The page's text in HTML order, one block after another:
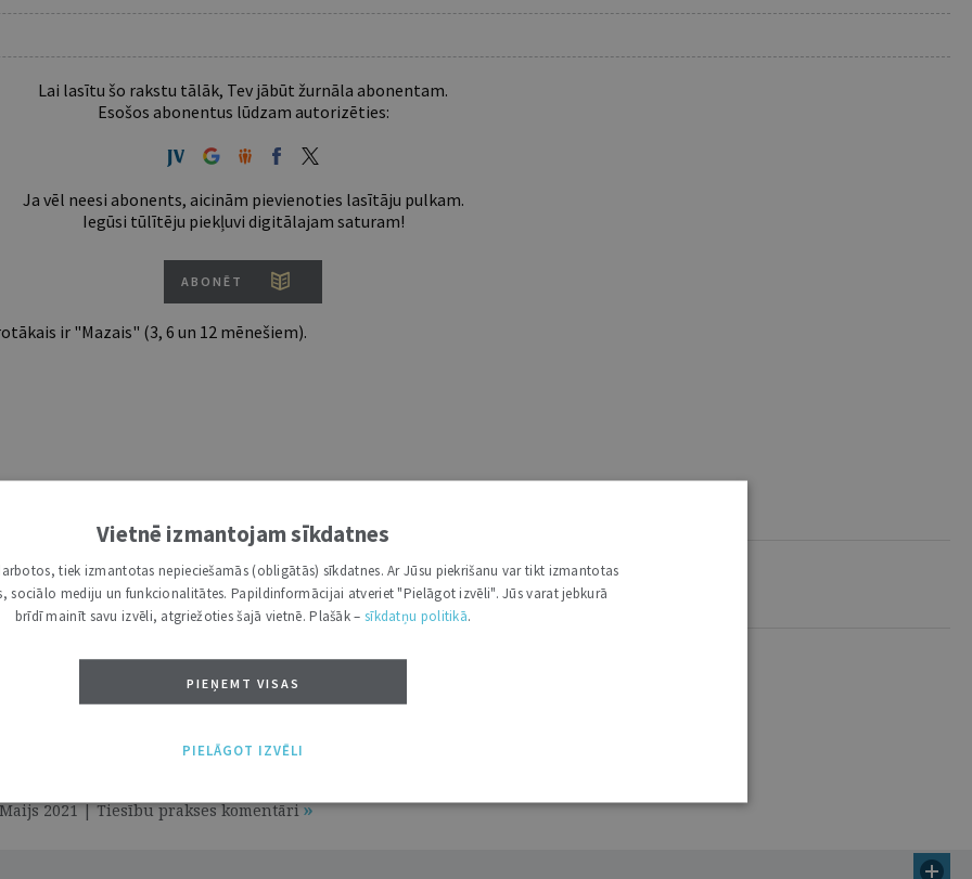
Lai lasītu šo rakstu tālāk, Tev jābūt žurnāla abonentam.
Esošos abonentus lūdzam autorizēties:
Ja vēl neesi abonents, aicinām pievienoties lasītāju pulkam.
Iegūsi tūlītēju piekļuvi digitālajam saturam!
ABONĒT
ir "Mazais" (3, 6 un 12 mēnešiem).
2021 | Tiesību prakse
| 18. Maijs 2021 | Tiesību prakses komentāri
2021 | Tiesību prakses komentāri
Vietnē izmantojam sīkdatnes
tiek izmantotas nepieciešamās (obligātās) sīkdatnes. Ar Jūsu piekrišanu var tikt izmantotas
sociālo mediju un funkcionalitātes. Papildinformācijai atveriet "Pielāgot izvēli". Jūs varat jebkurā
brīdī mainīt savu izvēli, atgriežoties šajā vietnē. Plašāk – sīkdatņu politikā.
PIEŅEMT VISAS
PIELĀGOT IZVĒLI